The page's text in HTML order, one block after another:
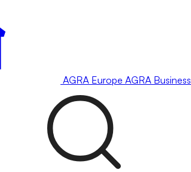
AGRA Europe AGRA Business